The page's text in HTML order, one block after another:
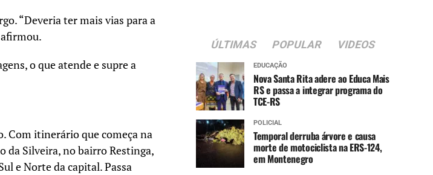
“Deveria ter mais vias para a
o que atende e supre a
Com itinerário que começa na
da Silveira, no bairro Restinga,
e Norte da capital. Passa
ÚLTIMAS POPULAR VIDEOS
EDUCAÇÃO
Nova Santa Rita adere ao Educa Mais
RS e passa a integrar programa do
TCE-RS
POLICIAL
Temporal derruba árvore e causa
morte de motociclista na ERS-124,
em Montenegro